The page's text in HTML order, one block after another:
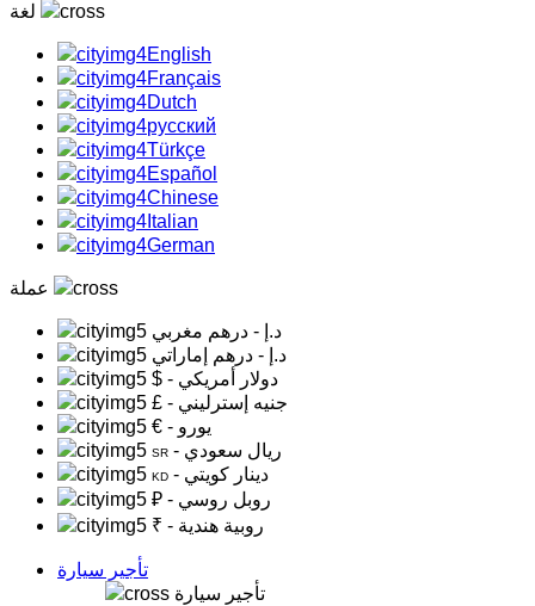
English
Français
Dutch
русский
Türkçe
Español
Chinese
Italian
German
د.إ - درهم مغربي
د.إ - درهم إماراتي
$
- دولار أمريكي
£
- جنيه إسترليني
€
- يورو
SR - ريال سعودي
KD
- دينار كويتي
₽
- روبل روسي
₹
- روبية هندية
تأجير سيارة
تأجير سيارة